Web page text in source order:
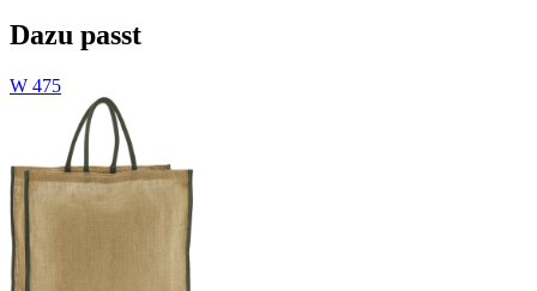
Dazu passt
W 475